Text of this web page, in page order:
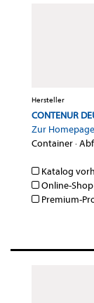
Hersteller
CONTENUR
Zur Homepage
Container·
Katalog
Online-
Premium-